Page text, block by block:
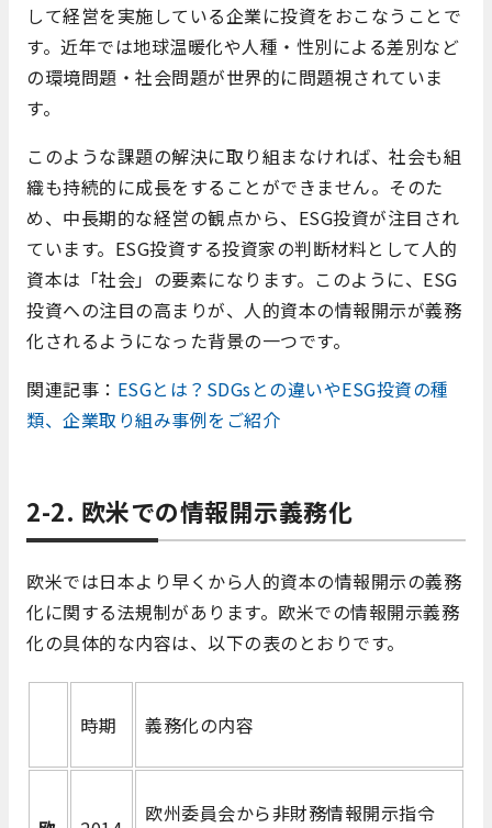
して経営を実施している企業に投資をおこなうことで
す。近年では地球温暖化や人種・性別による差別など
の環境問題・社会問題が世界的に問題視されていま
す。
このような課題の解決に取り組まなければ、社会も組
織も持続的に成長をすることができません。そのた
め、中長期的な経営の観点から、ESG投資が注目され
ています。ESG投資する投資家の判断材料として人的
資本は「社会」の要素になります。このように、ESG
投資への注目の高まりが、人的資本の情報開示が義務
化されるようになった背景の一つです。
関連記事： ESGとは？SDGsとの違いやESG投資の種
類、企業取り組み事例をご紹介
2-2. 欧米での情報開示義務化
欧米では日本より早くから人的資本の情報開示の義務
化に関する法規制があります。欧米での情報開示義務
化の具体的な内容は、以下の表のとおりです。
時期 義務化の内容
欧州委員会から非財務情報開示指令